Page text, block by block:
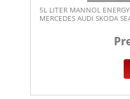
5L LITER MANNOL
MERCEDES AUDI SKODA